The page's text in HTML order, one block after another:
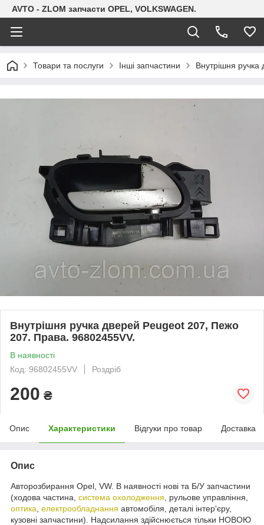
AVTO - ZLOM запчасти OPEL, VOLKSWAGEN.
Товари та послуги Інші запчастини Внутрішня
Внутрішня ручка дверей Peugeot 207, Пежо
207. Права. 96802455VV.
В наявності
Код: 96802455VV
Роздріб
200 ₴
Опис Характеристики Відгуки про товар Доставка
Опис
Авторозбирання Opel, VW. В наявності нові та Б/У запчастини
(ходова частина, система охолодження , рульове управління,
оптика електрообладнання автомобіля, деталі інтер'єру,
кузовні запчастини). Надсилання здійснюється тільки НОВОЮ